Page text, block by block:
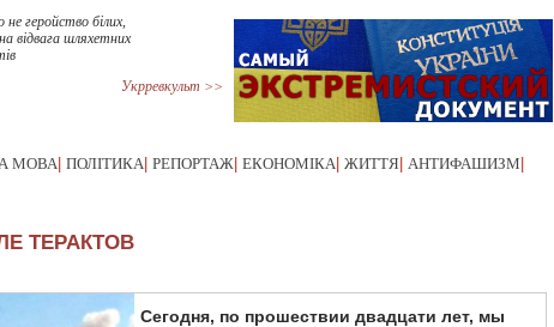
не геройство білих,
відвага шляхетних
Укрревкульт >>
МОВА ПОЛІТИКА РЕПОРТАЖ ЕКОНОМІКА ЖИТТЯ АНТИФАШИЗМ
ТЕРАКТОВ
Сегодня, по прошествии двадцати лет, мы